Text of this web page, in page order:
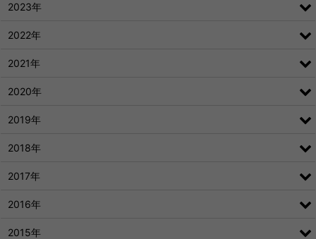
2023年
2022年
2021年
2020年
2019年
2018年
2017年
2016年
2015年